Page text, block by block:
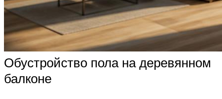
Обустройство пола на деревянном
балконе